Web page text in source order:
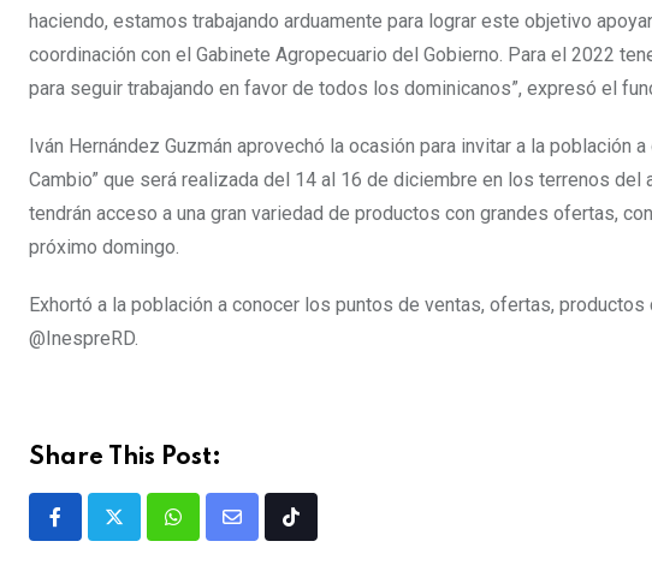
haciendo, estamos trabajando arduamente para lograr este objetivo
coordinación con el Gabinete Agropecuario del Gobierno. Para el 2022
para seguir trabajando en favor de todos los dominicanos”, expresó el
Iván Hernández Guzmán aprovechó la ocasión para invitar a la población
Cambio” que será realizada del 14 al 16 de diciembre en los terrenos
tendrán acceso a una gran variedad de productos con grandes ofertas,
próximo domingo.
Exhortó a la población a conocer los puntos de ventas, ofertas,
@InespreRD.
Share This Post: